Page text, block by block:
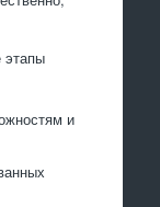
этапы
и